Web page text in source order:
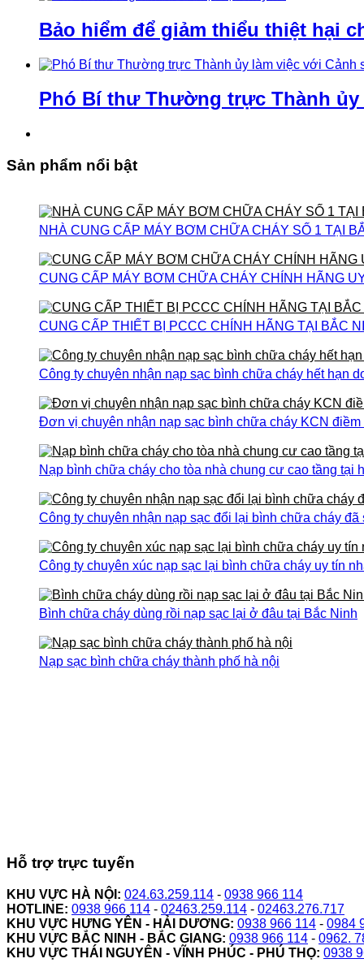
Bảo hiểm để giảm thiểu thiệt hại
Phó Bí thư Thường trực Thành ủy
Sản phẩm nổi bật
NHÀ CUNG CẤP MÁY BƠM CHỮA CHÁY SỐ 1 TẠI
CUNG CẤP MÁY BƠM CHỮA CHÁY CHÍNH HÃNG
CUNG CẤP THIẾT BỊ PCCC CHÍNH HÃNG TẠI BẮC
Công ty chuyên nhận nạp sạc bình chữa cháy hết hạn
Đơn vị chuyên nhận nạp sạc bình chữa cháy KCN
Nạp bình chữa cháy cho tòa nhà chung cư cao tầng tại
Công ty chuyên nhận nạp sạc đổi lại bình chữa cháy
Công ty chuyên xúc nạp sạc lại bình chữa cháy uy tín
Bình chữa cháy dùng rồi nạp sạc lại ở đâu tại Bắc Ninh
Nạp sạc bình chữa cháy thành phố hà nội
Hỗ trợ trực tuyến
KHU VỰC HÀ NỘI: 024.63.259.114 - 0938 966 114
HOTLINE: 0938 966 114 - 02463.259.114 - 02463.276.717
KHU VỰC HƯNG YÊN - HẢI DƯƠNG: 0938 966 114 - 0984
KHU VỰC BẮC NINH - BẮC GIANG: 0938 966 114 - 0962.
KHU VỰC THÁI NGUYÊN - VĨNH PHÚC - PHÚ THỌ: 0938